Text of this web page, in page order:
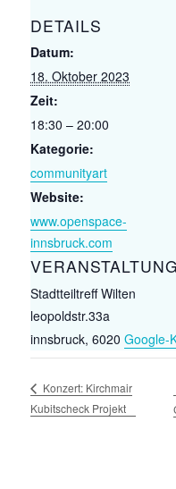
DETAILS
Datum:
18. Oktober 2023
Zeit:
18:30 – 20:00
Kategorie:
communityart
Website:
www.openspace-
innsbruck.com
Stadtteiltreff Wilten
leopoldstr.33a
innsbruck, 6020 Google-
Konzert: Kirchmair
Kubitscheck Projekt